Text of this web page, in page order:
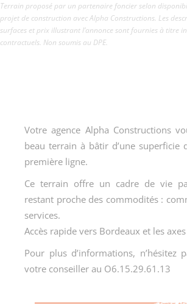
Terrain proposé par un partenaire foncier selon
projet de construction avec Alpha Constructions. Les
surfaces et prix illustrant l’annonce sont fournies à titre
contractuels. Non soumis au DPE.
Votre agence Alpha Constructions
beau terrain à bâtir d’une superficie
première ligne.
Ce terrain offre un cadre de vie
restant proche des commodités :
services.
Accès rapide vers Bordeaux et les
Pour plus d’informations, n’hésitez
votre conseiller au O6.15.29.61.13